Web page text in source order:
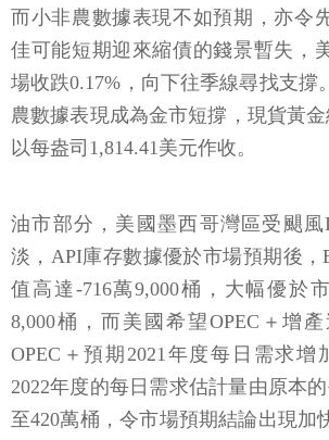
而小非農數據表現不如預期，亦令
佳可能短期迎來縮債的錢景暫失，
場收跌0.17%，向下往季線尋找支撐
農數據表現成為金市短撐，現貨黃金
以每盎司1,814.41美元作收。
油市部分，美國墨西哥灣區受颶
淡，API庫存數據優於市場預期後
值高達-716萬9,000桶，大幅優於
8,000桶，而美國希望OPEC＋增
OPEC＋預期2021年度每日需求增
2022年度的每日需求估計量由原本
至420萬桶，令市場預期結論出現加